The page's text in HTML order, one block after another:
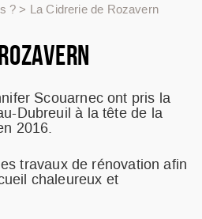
? > La Cidrerie de Rozavern
Scouarnec ont pris la
Dubreuil à la tête de la
2016.
travaux de rénovation afin
chaleureux et